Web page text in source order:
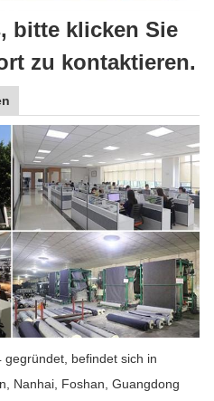
bitte klicken Sie
zu kontaktieren.
gegründet, befindet sich in
Nanhai, Foshan, Guangdong